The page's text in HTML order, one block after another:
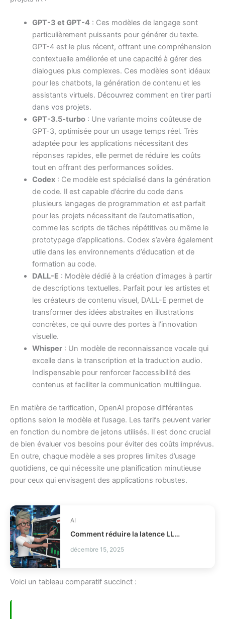
GPT-3 et GPT-4: Ces modèles de langage sont
particulièrement puissants pour générer du texte.
GPT-4 est le plus récent, offrant une compréhension
contextuelle améliorée et une capacité à gérer des
dialogues plus complexes. Ces modèles sont idéaux
pour les chatbots, la génération de contenu et les
assistants virtuels. Découvrez comment en tirer parti
dans vos projets.
GPT-3.5-turbo: Une variante moins coûteuse de
GPT-3, optimisée pour un usage temps réel. Très
adaptée pour les applications nécessitant des
réponses rapides, elle permet de réduire les coûts
tout en offrant des performances solides.
Codex: Ce modèle est spécialisé dans la génération
de code. Il est capable d’écrire du code dans
plusieurs langages de programmation et est parfait
pour les projets nécessitant de l’automatisation,
comme les scripts de tâches répétitives ou même le
prototypage d’applications. Codex s’avère également
utile dans les environnements d’éducation et de
formation au code.
DALL-E : Modèle dédié à la création d’images à partir
de descriptions textuelles. Parfait pour les artistes et
les créateurs de contenu visuel, DALL-E permet de
transformer des idées abstraites en illustrations
concrètes, ce qui ouvre des portes à l’innovation
visuelle.
Whisper: Un modèle de reconnaissance vocale qui
excelle dans la transcription et la traduction audio.
Indispensable pour renforcer l’accessibilité des
contenus et faciliter la communication multilingue.
En matière de tarification, OpenAI propose différentes
options selon le modèle et l’usage. Les tarifs peuvent varier
en fonction du nombre de jetons utilisés. Il est donc crucial
de bien évaluer vos besoins pour éviter des coûts imprévus.
En outre, chaque modèle a ses propres limites d’usage
quotidiens, ce qui nécessite une planification minutieuse
pour ceux qui envisagent des applications robustes.
AI
Comment réduire la latence LLM et les coûts en production ?
décembre 15, 2025
Voici un tableau comparatif succinct :